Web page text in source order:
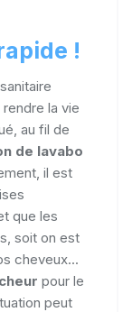
!
la vie
au fil de
de lavabo
il est
que les
soit on est
cheveux...
pour le
peut